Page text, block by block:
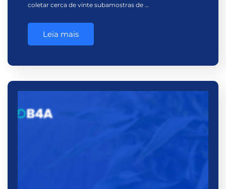
coletar cerca de vinte subamostras de …
Leia mais